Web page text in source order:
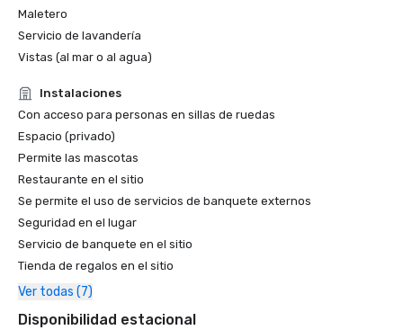
Maletero
Servicio de lavandería
Vistas (al mar o al agua)
Instalaciones
Con acceso para personas en sillas de ruedas
Espacio (privado)
Permite las mascotas
Restaurante en el sitio
Se permite el uso de servicios de banquete externos
Seguridad en el lugar
Servicio de banquete en el sitio
Tienda de regalos en el sitio
Ver todas (7)
Disponibilidad estacional